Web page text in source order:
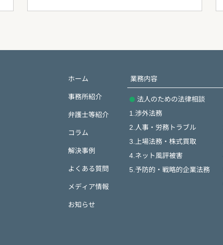
ホーム
事務所紹介
弁護士等紹介
コラム
解決事例
よくある質問
メディア情報
お知らせ
業務内容
法人のための法律相談
1.渉外法務
2.人事・労務トラブル
3.上場法務・株式買取
4.ネット風評被害
5.予防的・戦略的企業法務